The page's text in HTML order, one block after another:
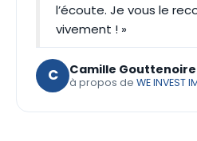
l’écoute. Je vous le
vivement ! »
C Camille Gouttenoire
à propos de WE INVEST